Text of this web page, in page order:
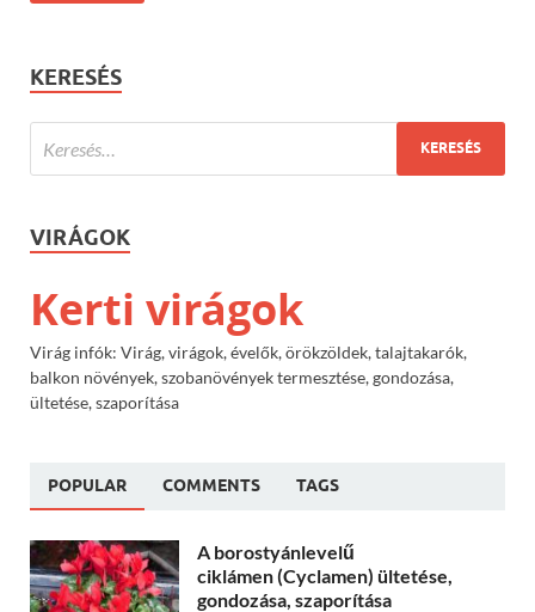
KERESÉS
VIRÁGOK
Kerti virágok
Virág infók: Virág, virágok, évelők, örökzöldek, talajtakarók,
balkon növények, szobanövények termesztése, gondozása,
ültetése, szaporítása
POPULAR COMMENTS TAGS
A borostyánlevelű
ciklámen (Cyclamen) ültetése,
gondozása, szaporítása